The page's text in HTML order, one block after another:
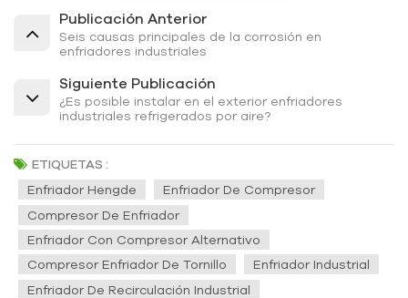
Publicación Anterior
Seis causas principales de la corrosión en
enfriadores industriales
Siguiente Publicación
¿Es posible instalar en el exterior enfriadores
industriales refrigerados por aire?
ETIQUETAS :
Enfriador Hengde
Enfriador De Compresor
Compresor De Enfriador
Enfriador Con Compresor Alternativo
Compresor Enfriador De Tornillo
Enfriador Industrial
Enfriador De Recirculación Industrial